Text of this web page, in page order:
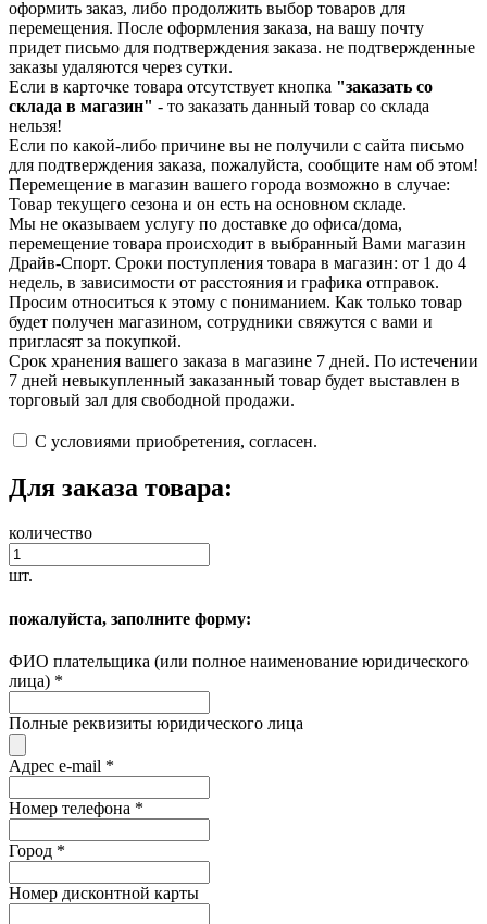
оформить заказ, либо продолжить выбор товаров для
перемещения. После оформления заказа, на вашу почту
придет письмо для подтверждения заказа. не подтвержденные
заказы удаляются через сутки.
Если в карточке товара отсутствует кнопка "заказать со
склада в магазин" - то заказать данный товар со склада
нельзя!
Если по какой-либо причине вы не получили с сайта письмо
для подтверждения заказа, пожалуйста, сообщите нам об этом!
Перемещение в магазин вашего города возможно в случае:
Товар текущего сезона и он есть на основном складе.
Мы не оказываем услугу по доставке до офиса/дома,
перемещение товара происходит в выбранный Вами магазин
Драйв-Спорт. Сроки поступления товара в магазин: от 1 до 4
недель, в зависимости от расстояния и графика отправок.
Просим относиться к этому с пониманием. Как только товар
будет получен магазином, сотрудники свяжутся с вами и
пригласят за покупкой.
Срок хранения вашего заказа в магазине 7 дней. По истечении
7 дней невыкупленный заказанный товар будет выставлен в
торговый зал для свободной продажи.
С условиями приобретения, согласен.
Для заказа товара:
количество
шт.
пожалуйста, заполните форму:
ФИО плательщика (или полное наименование юридического
лица) *
Полные реквизиты юридического лица
Адрес e-mail *
Номер телефона *
Город *
Номер дисконтной карты